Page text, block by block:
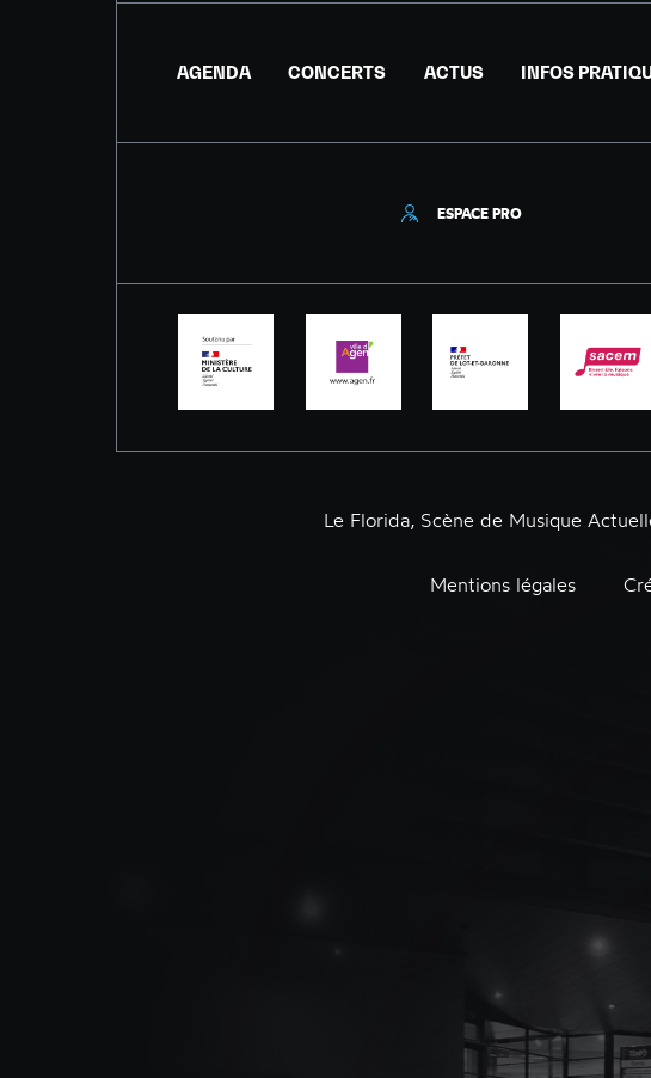
AGENDA CONCERTS ACTUS INFOS
ESPACE PRO
Le Florida, Scène de Musique
Mentions légales